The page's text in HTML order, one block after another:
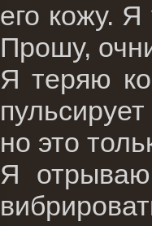
его кожу.
Прошу,
Я теряю
но это
Я отрываю